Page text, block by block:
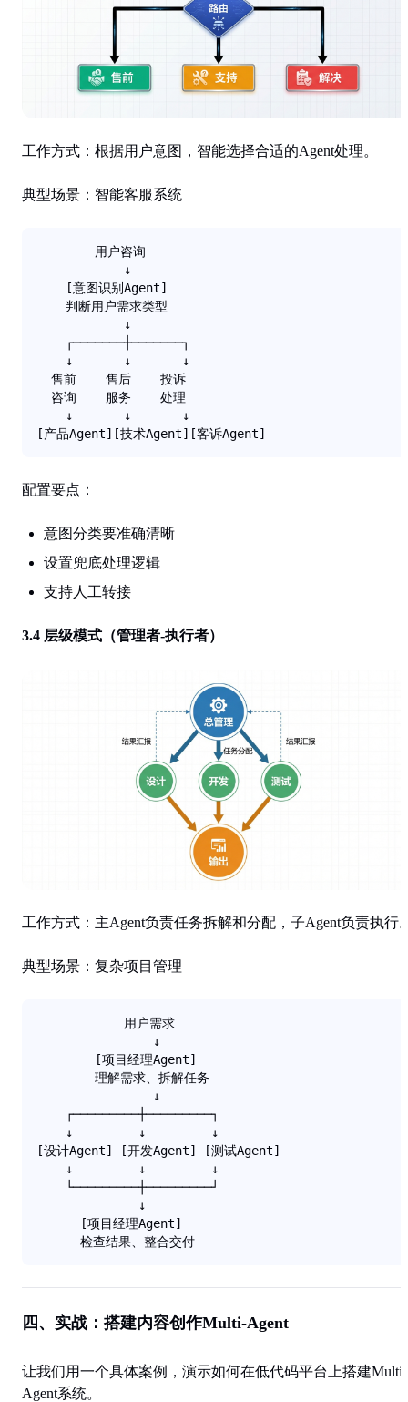
工作方式 ：根据用户意图，智能选择合适的Agent处理。
典型场景 ：智能客服系统
        用户咨询
            ↓
    [意图识别Agent]
    判断用户需求类型
            ↓
    ┌───────┼───────┐
    ↓       ↓       ↓
  售前    售后    投诉
  咨询    服务    处理
    ↓       ↓       ↓
[产品Agent][技术Agent][客诉Agent]
配置要点 ：
意图分类要准确清晰
设置兜底处理逻辑
支持人工转接
3.4 层级模式（管理者-执行者）
工作方式 ：主Agent负责任务拆解和分配，子Agent负责执行
典型场景 ：复杂项目管理
            用户需求
                ↓
        [项目经理Agent]
        理解需求、拆解任务
                ↓
    ┌─────────┼─────────┐
    ↓         ↓         ↓
[设计Agent] [开发Agent] [测试Agent]
    ↓         ↓         ↓
    └─────────┼─────────┘
              ↓
      [项目经理Agent]
      检查结果、整合交付
四、实战：搭建内容创作Multi-Agent
让我们用一个具体案例，演示如何在低代码平台上搭建Multi-
Agent系统。